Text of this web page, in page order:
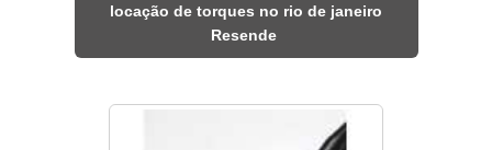
locação de torques no rio de janeiro
Resende